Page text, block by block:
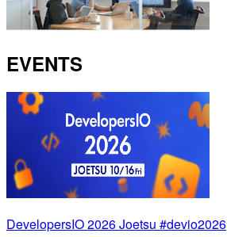
EVENTS
DevelopersIO 2026 Joetsu #devio2026